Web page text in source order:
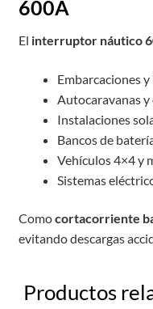
600A
El interruptor náutico
Embarcaciones
Autocaravanas y
Instalaciones
Bancos de
Vehículos 4×4 y
Sistemas
Comocortacorriente
evitando descargas
Productos